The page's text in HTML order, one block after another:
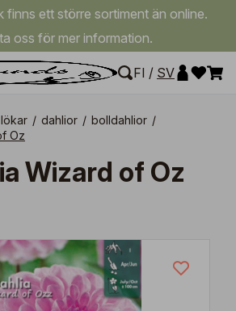
finns ett större sortiment än online.
oss för mer information.
FI / SV
/ dahlior / bolldahlior /
Oz
Wizard of Oz